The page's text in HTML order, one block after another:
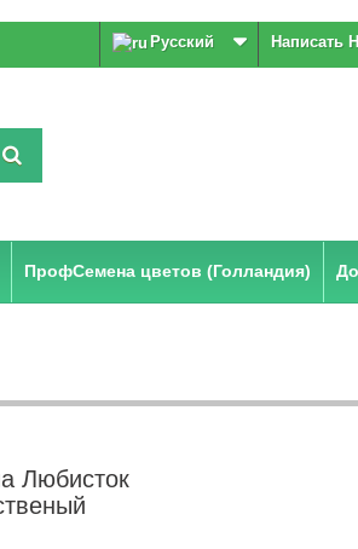
Написать
Русский
ПрофСемена цветов (Голландия)
Любисток